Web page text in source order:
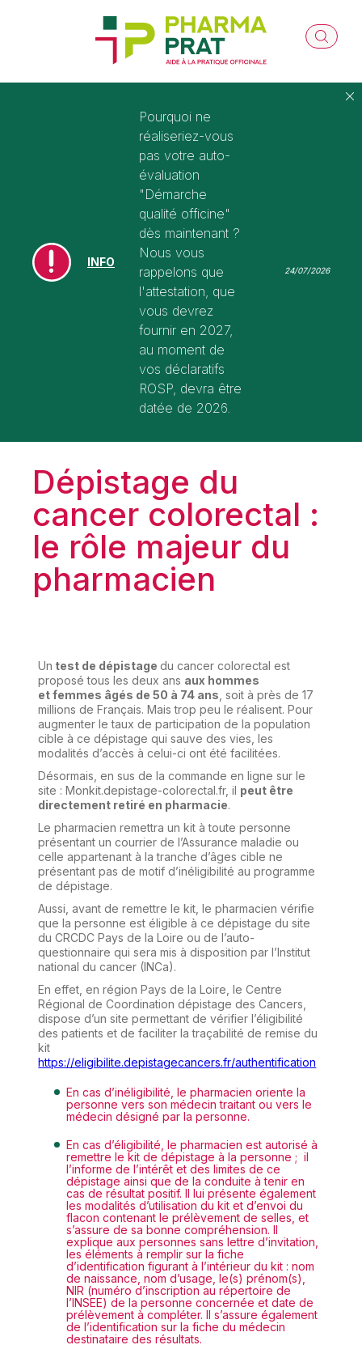
INFO
Pourquoi ne
réaliseriez-vous
pas votre auto-
évaluation
"Démarche
qualité officine"
dès maintenant ?
Nous vous
rappelons que
l'attestation, que
vous devrez
fournir en 2027,
au moment de
vos déclaratifs
ROSP, devra être
datée de 2026.
24/07/2026
Dépistage du
cancer colorectal :
le rôle majeur du
pharmacien
Un test de dépistagedu cancer colorectal est
proposé tous les deux ans aux hommes
et femmes âgés de 50 à 74 ans , soit à près de 17
millions de Français. Mais trop peu le réalisent. Pour
augmenter le taux de participation de la population
cible à ce dépistage qui sauve des vies, les
modalités d’accès à celui-ci ont été facilitées.
Désormais, en sus de la commande en ligne sur le
site : Monkit.depistage-colorectal.fr, il peut être
directement retiré en pharmacie.
Le pharmacien remettra un kit à toute personne
présentant un courrier de l’Assurance maladie ou
celle appartenant à la tranche d’âges cible ne
présentant pas de motif d’inéligibilité au programme
de dépistage.
Aussi, avant de remettre le kit, le pharmacien vérifie
que la personne est éligible à ce dépistage du site
du CRCDC Pays de la Loire ou de l’auto-
questionnaire qui sera mis à disposition par l’Institut
national du cancer (INCa).
En effet, en région Pays de la Loire, le Centre
Régional de Coordination dépistage des Cancers,
dispose d’un site permettant de vérifier l’éligibilité
des patients et de faciliter la traçabilité de remise du
kit
https://eligibilite.depistagecancers.fr/authentification
En cas d’inéligibilité, le pharmacien oriente la
personne vers son médecin traitant ou vers le
médecin désigné par la personne.
En cas d’éligibilité,le pharmacien est autorisé à
remettre le kit de dépistage à la personne ; il
l’informe de l’intérêt et des limites de ce
dépistage ainsi que de la conduite à tenir en
cas de résultat positif. Il lui présente également
les modalités d’utilisation du kit et d’envoi du
flacon contenant le prélèvement de selles, et
s’assure de sa bonne compréhension. Il
explique aux personnes sans lettre d’invitation,
les éléments à remplir sur la fiche
d’identification figurant à l’intérieur du kit : nom
de naissance, nom d’usage, le(s) prénom(s),
NIR (numéro d’inscription au répertoire de
l’INSEE) de la personne concernée et date de
prélèvement à compléter. Il s’assure également
de l’identification sur la fiche du médecin
destinataire des résultats.